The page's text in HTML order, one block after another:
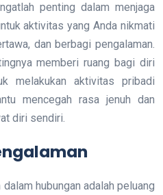
penting dalam menjaga
aktivitas yang Anda nikmati
dan berbagi pengalaman.
memberi ruang bagi diri
melakukan aktivitas pribadi
mencegah rasa jenuh dan
diri sendiri.
hubungan adalah peluang